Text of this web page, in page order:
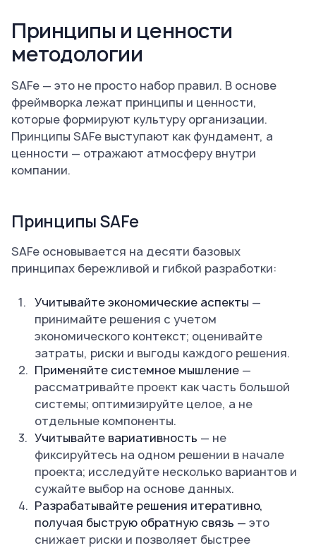
Принципы и ценности
методологии
SAFe — это не просто набор правил. В основе
фреймворка лежат принципы и ценности,
которые формируют культуру организации.
Принципы SAFe выступают как фундамент, а
ценности — отражают атмосферу внутри
компании.
Принципы SAFe
SAFe основывается на десяти базовых
принципах бережливой и гибкой разработки:
Учитывайте экономические аспекты —
принимайте решения с учетом
экономического контекст; оценивайте
затраты, риски и выгоды каждого решения.
Применяйте системное мышление —
рассматривайте проект как часть большой
системы; оптимизируйте целое, а не
отдельные компоненты.
Учитывайте вариативность — не
фиксируйтесь на одном решении в начале
проекта; исследуйте несколько вариантов и
сужайте выбор на основе данных.
Разрабатывайте решения итеративно,
получая быструю обратную связь — это
снижает риски и позволяет быстрее